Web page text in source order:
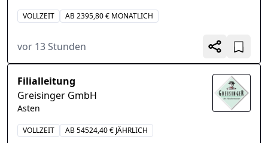
VOLLZEIT AB 2395,80 € MONATLICH
vor 13 Stunden
Filialleitung
Greisinger GmbH
Asten
VOLLZEIT AB 54524,40 € JÄHRLICH